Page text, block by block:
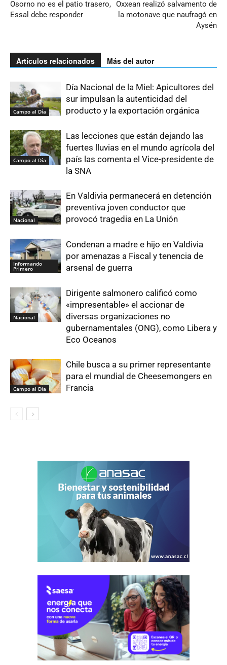
Osorno no es el patio trasero,
Essal debe responder
Oxxean realizó salvamento de
la motonave que naufragó en
Aysén
Artículos relacionados Más del autor
Campo al Día
Día Nacional de la Miel: Apicultores del
sur impulsan la autenticidad del
producto y la exportación orgánica
Campo al Día
Las lecciones que están dejando las
fuertes lluvias en el mundo agrícola del
país las comenta el Vice-presidente de
la SNA
Nacional
En Valdivia permanecerá en detención
preventiva joven conductor que
provocó tragedia en La Unión
Informando
Primero
Condenan a madre e hijo en Valdivia
por amenazas a Fiscal y tenencia de
arsenal de guerra
Nacional
Dirigente salmonero calificó como
«impresentable» el accionar de
diversas organizaciones no
gubernamentales (ONG), como Libera y
Eco Oceanos
Campo al Día
Chile busca a su primer representante
para el mundial de Cheesemongers en
Francia